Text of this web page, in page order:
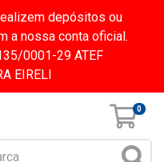
depósitos ou
a nossa conta oficial.
0001-29 ATEF
EIRELI
0